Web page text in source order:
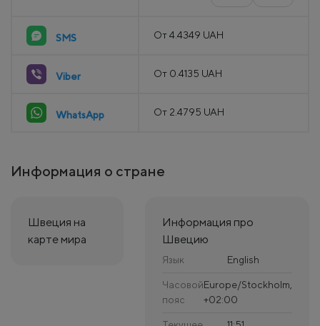
SMS От 4.4349 UAH
Viber От 0.4135 UAH
WhatsApp От 2.4795 UAH
Информация о стране
Швеция на
карте мира
Информация про
Швецию
Язык English
Часовой
пояс
Europe/Stockholm,
+02:00